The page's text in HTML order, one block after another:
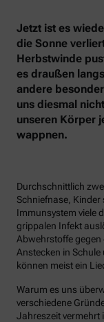
Jetzt ist es
die Sonne
Herbstwinde
es draußen
andere
uns diesmal
unseren Körper
wappnen.
Durchschnittlich
Schniefnase,
Immunsystem viele
grippalen Infekt
Abwehrstoffe gegen
Anstecken in
können meist ein
Warum es uns
verschiedene
Jahreszeit vermehrt